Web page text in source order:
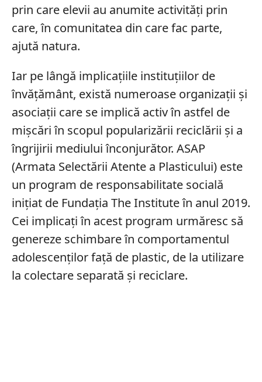
prin care elevii au anumite activități prin
care, în comunitatea din care fac parte,
ajută natura.
Iar pe lângă implicațiile instituțiilor de
învățământ, există numeroase organizații și
asociații care se implică activ în astfel de
mișcări în scopul popularizării reciclării și a
îngrijirii mediului înconjurător. ASAP
(Armata Selectării Atente a Plasticului) este
un program de responsabilitate socială
inițiat de Fundația The Institute în anul 2019.
Cei implicați în acest program urmăresc să
genereze schimbare în comportamentul
adolescenților față de plastic, de la utilizare
la colectare separată și reciclare.